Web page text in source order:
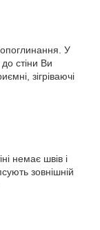
У
стіни Ви
зігріваючі
немає швів і
зовнішній